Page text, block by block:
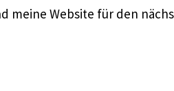
meine Website für den